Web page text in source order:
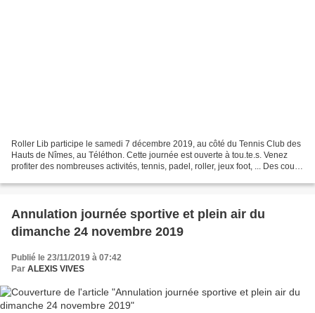
Roller Lib participe le samedi 7 décembre 2019, au côté du Tennis Club des
Hauts de Nîmes, au Téléthon. Cette journée est ouverte à tou.te.s. Venez
profiter des nombreuses activités, tennis, padel, roller, jeux foot, ... Des cours
Annulation journée sportive et plein air du
dimanche 24 novembre 2019
Publié le 23/11/2019 à 07:42
Par ALEXIS VIVES